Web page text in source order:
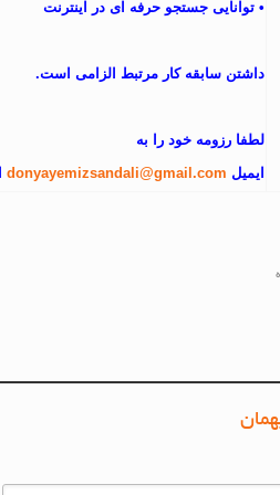
• توانایی جستجو حرفه ای در اینترنت
داشتن سابقه کار مرتبط الزامی است.
لطفا رزومه خود را به
ایمیل donyayemizsandali@gmail.com